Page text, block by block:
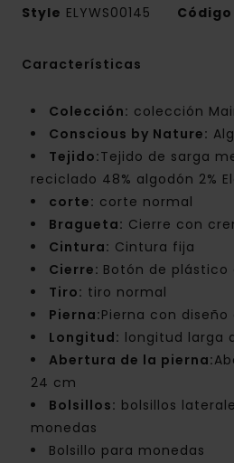
Style ELYWS00145
Características
Colección: colección
Conscious by Nature:
Tejido:Tejido de sarga
reciclado 48% algodón 2%
corte: corte normal
Bragueta: Cierre con
Cintura: Cintura fija
Cierre: Botón de
Tiro: tiro normal
Pierna:Pierna con diseño
Longitud: longitud larga
Abertura de la pierna:
24 cm
Bolsillos: bolsillos
monedas
Bolsillo para monedas